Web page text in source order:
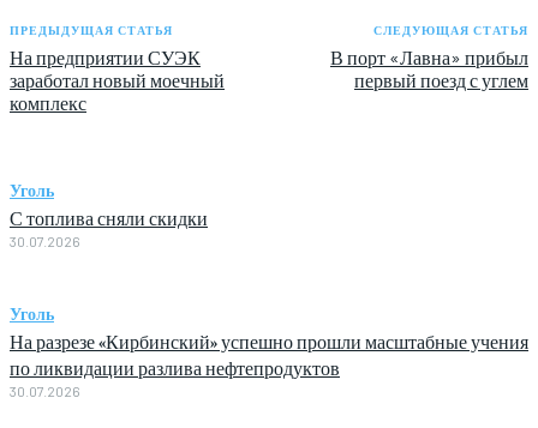
ПРЕДЫДУЩАЯ СТАТЬЯ
На предприятии СУЭК
заработал новый моечный
комплекс
СЛЕДУЮЩАЯ СТАТЬЯ
В порт «Лавна» прибыл
первый поезд с углем
Уголь
С топлива сняли скидки
30.07.2026
Уголь
На разрезе «Кирбинский» успешно прошли масштабные учения
по ликвидации разлива нефтепродуктов
30.07.2026